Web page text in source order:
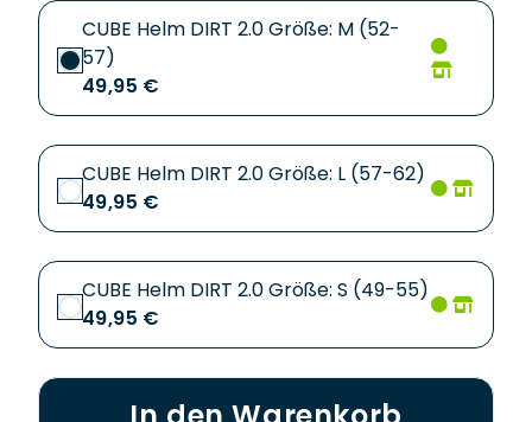
CUBE Helm DIRT 2.0 Größe: M (52-
57)
49,95 €
CUBE Helm DIRT 2.0 Größe: L (57-62)
49,95 €
CUBE Helm DIRT 2.0 Größe: S (49-55)
49,95 €